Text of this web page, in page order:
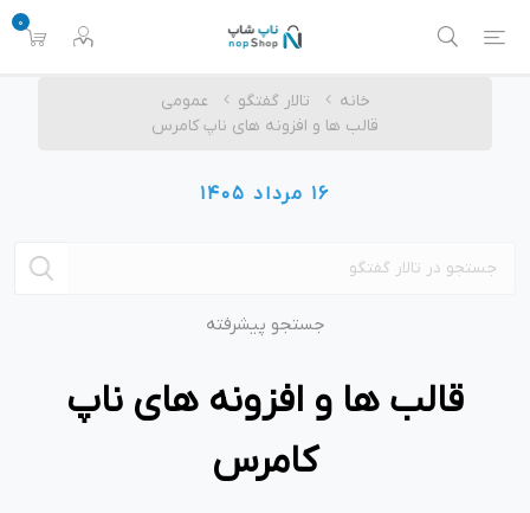
0
خانه تالار گفتگو
عمومی
قالب ها و افزونه های ناپ کامرس
16 مرداد 1405
جستجو پیشرفته
قالب ها و افزونه های ناپ
کامرس